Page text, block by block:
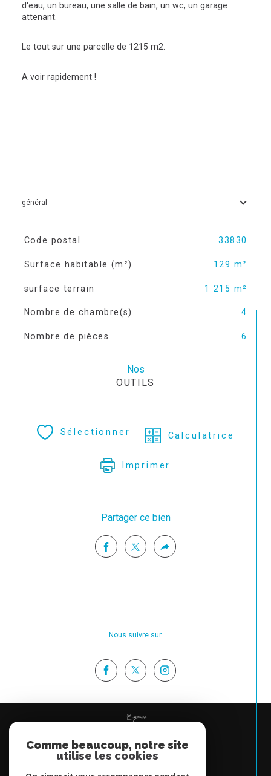
d'eau, un bureau, une salle de bain, un wc, un garage
attenant.
Le tout sur une parcelle de 1215 m2.
A voir rapidement !
général
TRAD_SIROCCO_Caracteristique
Code postal 33830
Surface habitable (m²) 129 m²
surface terrain 1 215 m²
Nombre de chambre(s) 4
Nombre de pièces 6
Nos
OUTILS
Sélectionner Calculatrice
Imprimer
Partager ce bien
Nous suivre sur
Espace
Se connecter
Comme beaucoup, notre site
utilise les cookies